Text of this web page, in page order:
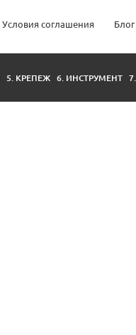
Условия соглашения Блог
5. КРЕПЕЖ 6. ИНСТРУМЕНТ